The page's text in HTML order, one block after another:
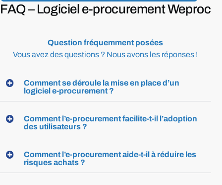
FAQ – Logiciel e-procurementWeproc
Question fréquemment posées
Vousavezdesquestions ? Nousavons les réponses !
Comment se déroule la mise en place d’un
logiciel e-procurement ?
Comment l’e-procurement facilite-t-il l’adoption
des utilisateurs ?
Comment l’e-procurement aide-t-il à réduire les
risques achats ?